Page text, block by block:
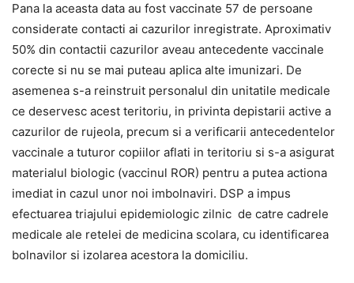
Pana la aceasta data au fost vaccinate 57 de persoane
considerate contacti ai cazurilor inregistrate. Aproximativ
50% din contactii cazurilor aveau antecedente vaccinale
corecte si nu se mai puteau aplica alte imunizari. De
asemenea s-a reinstruit personalul din unitatile medicale
ce deservesc acest teritoriu, in privinta depistarii active a
cazurilor de rujeola, precum si a verificarii antecedentelor
vaccinale a tuturor copiilor aflati in teritoriu si s-a asigurat
materialul biologic (vaccinul ROR) pentru a putea actiona
imediat in cazul unor noi imbolnaviri. DSP a impus
efectuarea triajului epidemiologic zilnic de catre cadrele
medicale ale retelei de medicina scolara, cu identificarea
bolnavilor si izolarea acestora la domiciliu.